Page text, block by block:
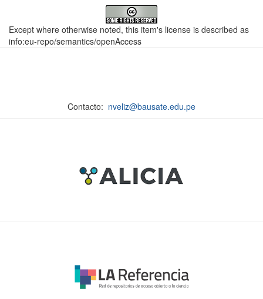
Except where otherwise noted, this item's license is described as
info:eu-repo/semantics/openAccess
Contacto: nveliz@bausate.edu.pe